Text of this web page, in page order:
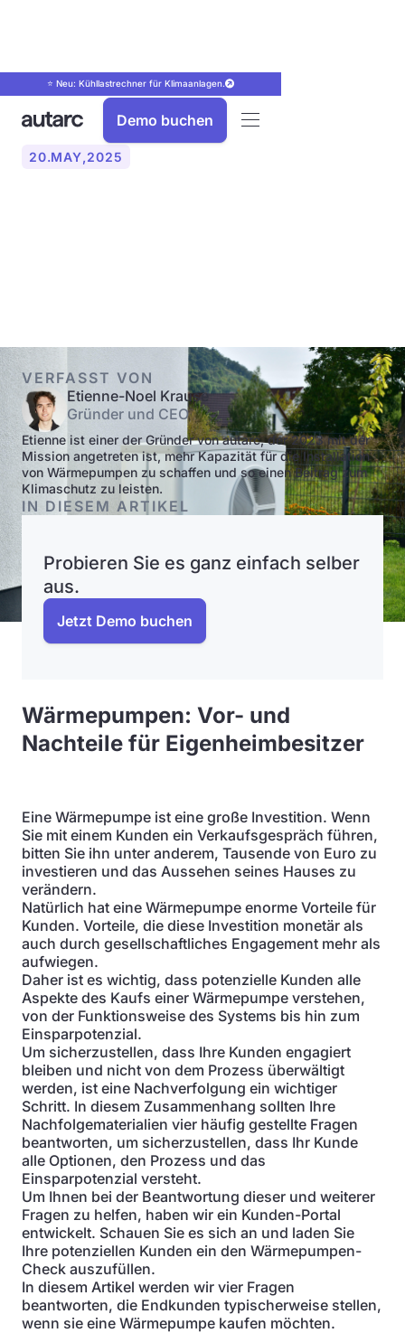
⭐ Neu: Kühllastrechner für Klimaanlagen.
Demo buchen
20.MAY,2025
VERFASST VON
Etienne-Noel Krause
Gründer und CEO
Etienne ist einer der Gründer von autarc, der 2023 mit der
Mission angetreten ist, mehr Kapazität für die Installation
von Wärmepumpen zu schaffen und so einen Beitrag zum
Klimaschutz zu leisten.
IN DIESEM ARTIKEL
Probieren Sie es ganz einfach selber
aus.
Jetzt Demo buchen
Wärmepumpen: Vor- und
Nachteile für Eigenheimbesitzer
Eine Wärmepumpe ist eine große Investition. Wenn
Sie mit einem Kunden ein Verkaufsgespräch führen,
bitten Sie ihn unter anderem, Tausende von Euro zu
investieren und das Aussehen seines Hauses zu
verändern.
Natürlich hat eine Wärmepumpe enorme Vorteile für
Kunden. Vorteile, die diese Investition monetär als
auch durch gesellschaftliches Engagement mehr als
aufwiegen.
Daher ist es wichtig, dass potenzielle Kunden alle
Aspekte des Kaufs einer Wärmepumpe verstehen,
von der Funktionsweise des Systems bis hin zum
Einsparpotenzial.
Um sicherzustellen, dass Ihre Kunden engagiert
bleiben und nicht von dem Prozess überwältigt
werden, ist eine Nachverfolgung ein wichtiger
Schritt. In diesem Zusammenhang sollten Ihre
Nachfolgematerialien vier häufig gestellte Fragen
beantworten, um sicherzustellen, dass Ihr Kunde
alle Optionen, den Prozess und das
Einsparpotenzial versteht.
Um Ihnen bei der Beantwortung dieser und weiterer
Fragen zu helfen, haben wir ein Kunden-Portal
entwickelt. Schauen Sie es sich an und laden Sie
Ihre potenziellen Kunden ein den Wärmepumpen-
Check auszufüllen.
In diesem Artikel werden wir vier Fragen
beantworten, die Endkunden typischerweise stellen,
wenn sie eine Wärmepumpe kaufen möchten.